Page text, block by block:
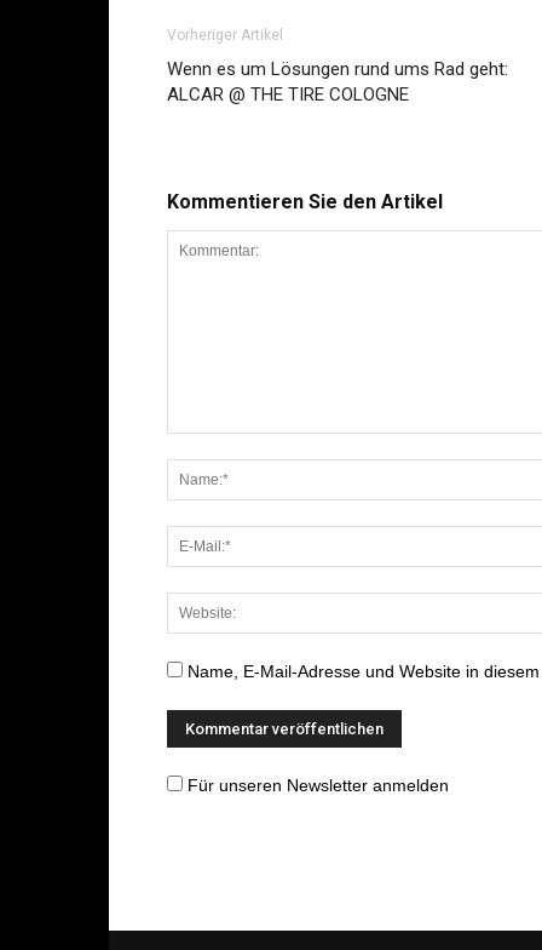
Vorheriger Artikel
Wenn es um Lösungen rund ums Rad geht:
ALCAR @ THE TIRE COLOGNE
Kommentieren Sie den Artikel
Name, E-Mail-Adresse und Website in
Für unseren Newsletter anmelden